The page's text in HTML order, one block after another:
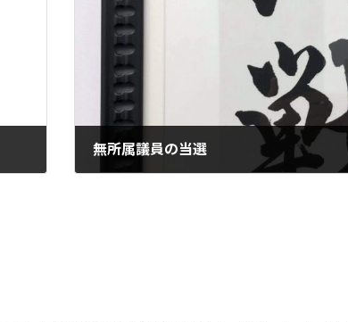
無所属議員の当選